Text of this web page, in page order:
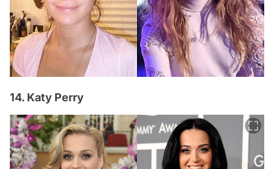
14. Katy Perry